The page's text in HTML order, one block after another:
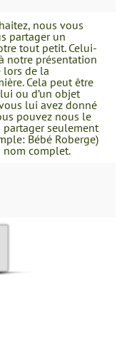
nous vous
partager un
tout petit. Celui-
notre présentation
lors de la
Cela peut être
ou d’un objet
lui avez donné
pouvez nous le
partager seulement
Bébé Roberge)
nom complet.